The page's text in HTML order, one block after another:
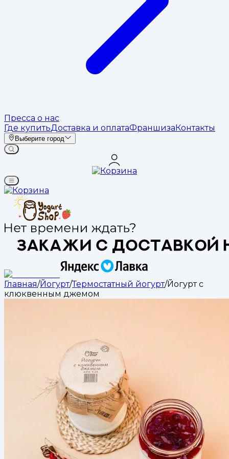
Пресса о нас
Где купитьДоставка и оплатаФраншизаКонтакты
Выберите город
Главная/Йогурт/Термостатный йогурт/Йогурт с
клюквенным джемом